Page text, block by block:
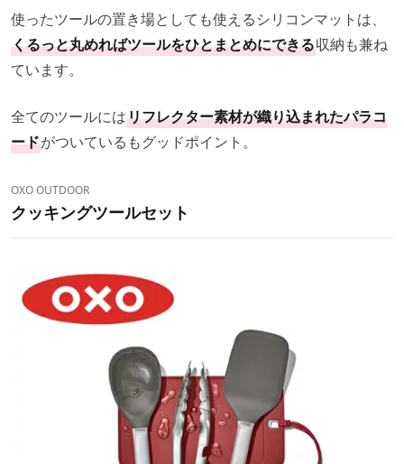
使ったツールの置き場としても使えるシリコンマットは、
くるっと丸めればツールをひとまとめにできる収納も兼ね
ています。
全てのツールにはリフレクター素材が織り込まれたパラコ
ードがついているもグッドポイント。
OXO OUTDOOR
クッキングツールセット